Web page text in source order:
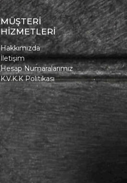
MÜŞTERİ
HİZMETLERİ
Hakkımızda
İletişim
Hesap Numaralarımız
K.V.K.K Politikası